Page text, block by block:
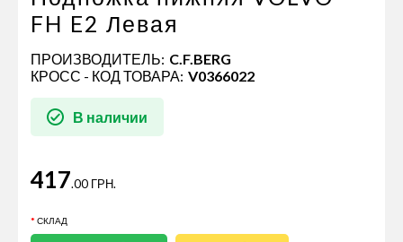
FH E2 Левая
ПРОИЗВОДИТЕЛЬ: C.F.BERG
КРОСС - КОД ТОВАРА: V0366022
В наличии
417.00 ГРН.
СКЛАД